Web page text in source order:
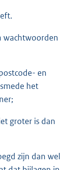
wachtwoorden
en
het
groter is dan
zijn dan wel